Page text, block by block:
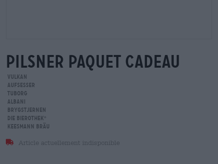
Pilsner Paquet cadeau
Vulkan
Aufsesser
Tuborg
Albani
Brygstjernen
Die Bierothek
Keesmann Bräu
Article actuellement indisponible